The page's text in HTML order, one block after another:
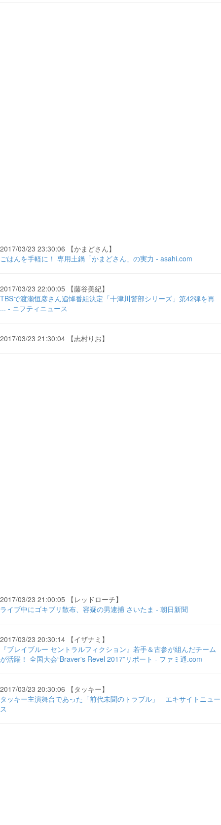
2017/03/23 23:30:06 【かまどさん】
ごはんを手軽に！ 専用土鍋「かまどさん」の実力 - asahi.com
2017/03/23 22:00:05 【藤谷美紀】
TBSで渡瀬恒彦さん追悼番組決定「十津川警部シリーズ」第42弾を再
... - ニフティニュース
2017/03/23 21:30:04 【志村りお】
2017/03/23 21:00:05 【レッドローチ】
ライブ中にゴキブリ散布、容疑の男逮捕 さいたま - 朝日新聞
2017/03/23 20:30:14 【イザナミ】
『ブレイブルー セントラルフィクション』若手＆古参が組んだチーム
が活躍！ 全国大会“Braver's Revel 2017”リポート - ファミ通.com
2017/03/23 20:30:06 【タッキー】
タッキー主演舞台であった「前代未聞のトラブル」 - エキサイトニュー
ス